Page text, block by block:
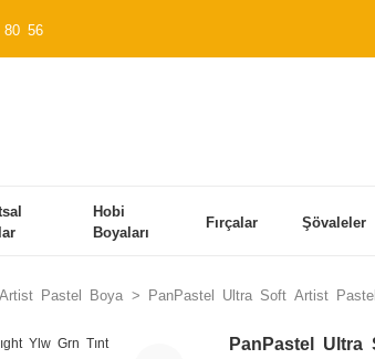
80 56
Hobi
Boyaları
Fırçalar Şövaleler
Pastel Boya PanPastel Ultra Soft Artist
PanPastel Ultra